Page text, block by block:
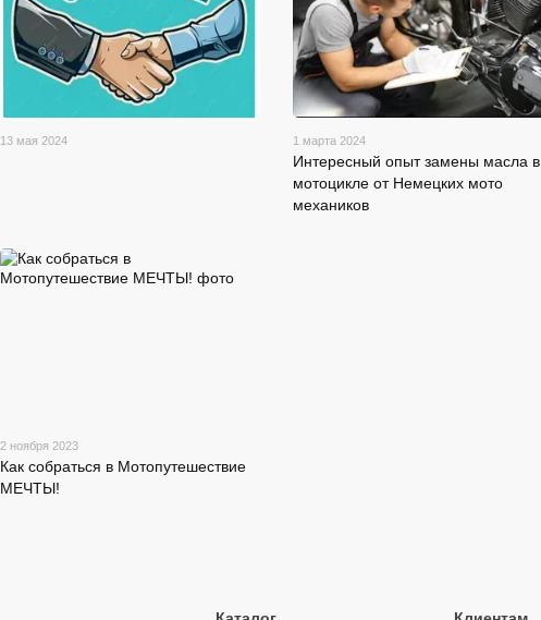
13 мая 2024 1 марта 2024
Интересный опыт замены масла в
мотоцикле от Немецких мото
механиков
2 ноября 2023
Как собраться в Мотопутешествие
МЕЧТЫ!